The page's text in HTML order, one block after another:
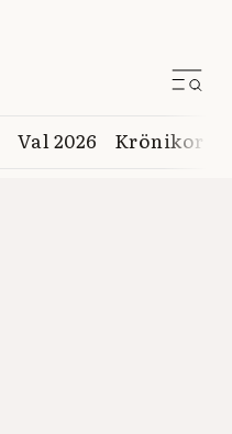
Val 2026 Krönikor